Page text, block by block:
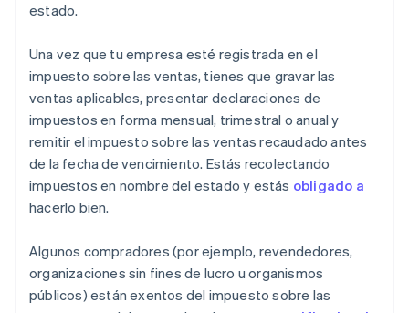
estado.
Una vez que tu empresa esté registrada en el
impuesto sobre las ventas, tienes que gravar las
ventas aplicables, presentar declaraciones de
impuestos en forma mensual, trimestral o anual y
remitir el impuesto sobre las ventas recaudado antes
de la fecha de vencimiento. Estás recolectando
impuestos en nombre del estado y estás obligado a
hacerlo bien.
Algunos compradores (por ejemplo, revendedores,
organizaciones sin fines de lucro u organismos
públicos) están exentos del impuesto sobre las